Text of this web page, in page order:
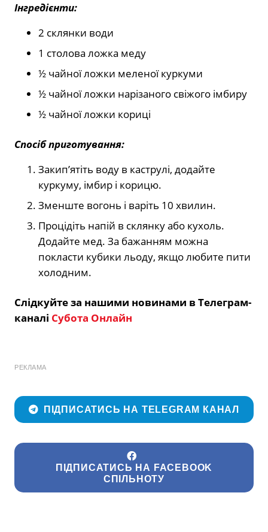
Інгредієнти:
2 склянки води
1 столова ложка меду
½ чайної ложки меленої куркуми
½ чайної ложки нарізаного свіжого імбиру
½ чайної ложки кориці
Спосіб приготування:
Закип’ятіть воду в каструлі, додайте
куркуму, імбир і корицю.
Зменште вогонь і варіть 10 хвилин.
Процідіть напій в склянку або кухоль.
Додайте мед. За бажанням можна
покласти кубики льоду, якщо любите пити
холодним.
Слідкуйте за нашими новинами в Телеграм-
каналі Субота Онлайн
РЕКЛАМА
ПІДПИСАТИСЬ НА TELEGRAM КАНАЛ
ПІДПИСАТИСЬ НА FACEBOOK
СПІЛЬНОТУ